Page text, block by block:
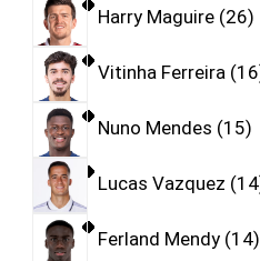
Harry Maguire 26
Vitinha Ferreira 16
Nuno Mendes 15
Lucas Vazquez 14
Ferland Mendy 14